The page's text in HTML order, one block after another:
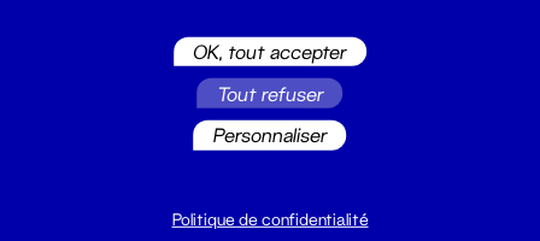
Du lundi au vendredi 14h → 18h
OK, tout accepter
Tout refuser
Personnaliser
Politique de confidentialité